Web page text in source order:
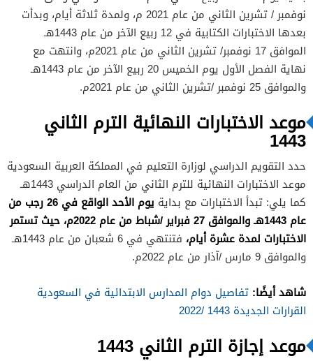
نوفمبر / تشرين الثاني من عام 2021 م، ولمدة ثلاثة أيام، وبدأت
بعدها الاختبارات الكتابية في 12 ربيع الآخر من عام 1443هـ
الموافق 17 نوفمبر/ تشرين الثاني من عام 2021م، وانتهت مع
نهاية الفصل الأول يوم الخميس 20 ربيع الآخر من عام 1443هـ
والموافق 25 نوفمبر /تشرين الثاني من عام 2021م.
موعد الاختبارات النهائية الترم الثاني
1443
حدد التقويم الدراسي لوزارة التعليم في المملكة العربية السعودية
موعد الاختبارات النهائية للترم الثاني من العام الدراسي 1443هـ
كما يلي: تبدأ الاختبارات مع بداية
يوم الأحد الواقع في 26 رجب من
عام 1443هـ والموافق 27 فبراير /شباط من عام 2022م، حيث تستمر
الاختبارات لمدة عشرة أيام،
فتنتهي في 6 شعبان من عام 1443هـ
والموافق 9 مارس /آذار من عام 2022م.
شاهد أيضًا: تفاصيل دوام المدارس الابتدائية في السعودية
القرارات الجديدة 1443 /2022
موعد إجازة الترم الثاني 1443